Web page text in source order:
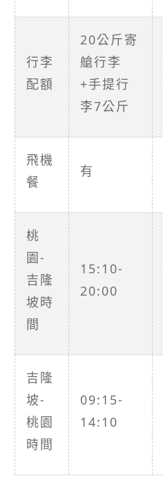
行李
配額
20公斤寄
艙行李
+手提行
李7公斤
飛機
餐
有
桃
園-
吉隆
坡時
間
15:10-
20:00
吉隆
坡-
桃園
時間
09:15-
14:10